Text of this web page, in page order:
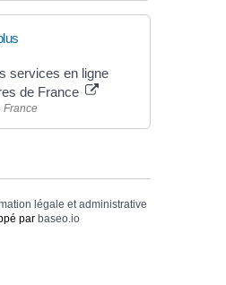
services en ligne
de France
France
légale et administrative
par baseo.io